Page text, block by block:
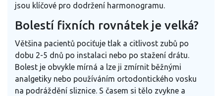
jsou klíčové pro dodržení harmonogramu.
Bolestí fixních rovnátek je velká?
Většina pacientů pociťuje tlak a citlivost zubů po
dobu 2-5 dnů po instalaci nebo po stažení drátu.
Bolest je obvykle mírná a lze ji zmírnit běžnými
analgetiky nebo používáním ortodontického vosku
na podráždění sliznice. S časem si tělo zvykne a